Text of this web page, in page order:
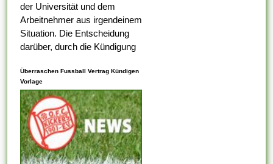
der Universität und dem
Arbeitnehmer aus irgendeinem
Situation. Die Entscheidung
darüber, durch die Kündigung
ungerecht ist , alternativ nicht,
liegt bei dem
Arbeitsaufsichtsbeamten oder
vom Ermessen des...
Überraschen Fussball Vertrag Kündigen
Vorlage